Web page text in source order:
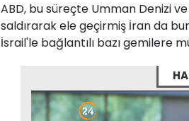
ABD, bu süreçte Umman Denizi
saldırarak ele geçirmiş İran da
İsrail'le bağlantılı bazı gemilere